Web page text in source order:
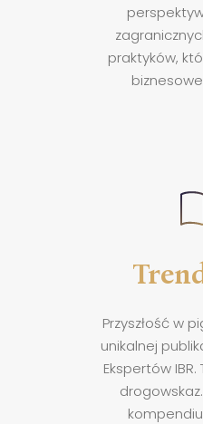
praktyków,
Przyszłość w
unikalnej
Ekspertów